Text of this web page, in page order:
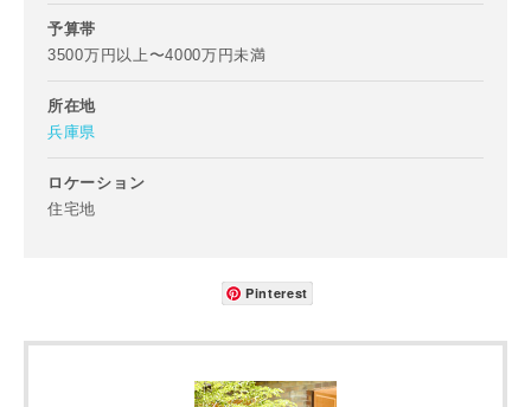
写真を拡大する
予算帯
3500万円以上〜4000万円未満
所在地
兵庫県
ロケーション
住宅地
Pinterest